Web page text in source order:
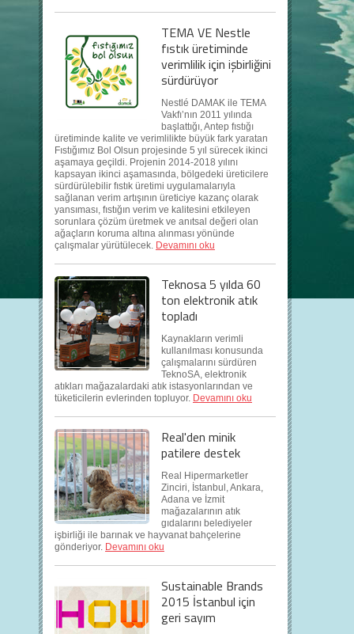
TEMA VE Nestle
fıstık üretiminde
verimlilik için işbirliğini
sürdürüyor
Nestlé DAMAK ile TEMA
Vakfı’nın 2011 yılında
başlattığı, Antep fıstığı
üretiminde kalite ve verimlilikte büyük fark yaratan
Fıstığımız Bol Olsun projesinde 5 yıl sürecek ikinci
aşamaya geçildi. Projenin 2014-2018 yılını
kapsayan ikinci aşamasında, bölgedeki üreticilere
sürdürülebilir fıstık üretimi uygulamalarıyla
sağlanan verim artışının üreticiye kazanç olarak
yansıması, fıstığın verim ve kalitesini etkileyen
sorunlara çözüm üretmek ve anıtsal değeri olan
ağaçların koruma altına alınması yönünde
çalışmalar yürütülecek. Devamını oku
Teknosa 5 yılda 60
ton elektronik atık
topladı
Kaynakların verimli
kullanılması konusunda
çalışmalarını sürdüren
TeknoSA, elektronik
atıkları mağazalardaki atık istasyonlarından ve
tüketicilerin evlerinden topluyor. Devamını oku
Real'den minik
patilere destek
Real Hipermarketler
Zinciri, İstanbul, Ankara,
Adana ve İzmit
mağazalarının atık
gıdalarını belediyeler
işbirliği ile barınak ve hayvanat bahçelerine
gönderiyor. Devamını oku
Sustainable Brands
2015 İstanbul için
geri sayım